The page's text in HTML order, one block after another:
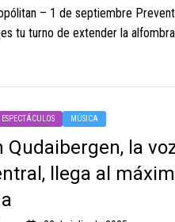
– 1 de septiembre
tu turno de extender la
ESPECTÁCULOS MÚSICA
Qudaibergen, la
llega al